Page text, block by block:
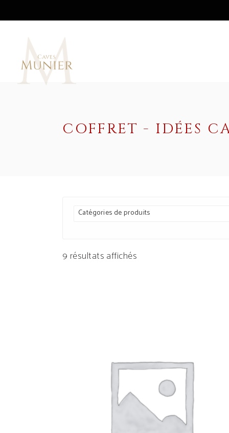
COFFRET - IDÉES
Catégories de produits
9 résultats affichés